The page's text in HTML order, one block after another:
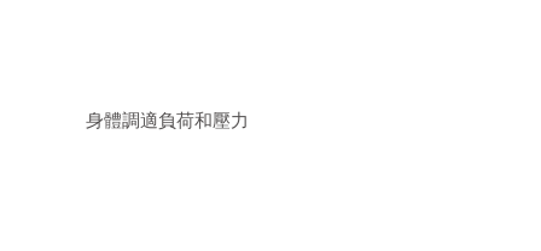
身體調適負荷和壓力